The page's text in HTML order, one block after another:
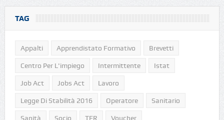
TAG
Appalti Apprendistato Formativo Brevetti
Centro Per L'impiego Intermittente Istat
Job Act Jobs Act Lavoro
Legge Di Stabilità 2016 Operatore Sanitario
Sanità Socio TFR Voucher